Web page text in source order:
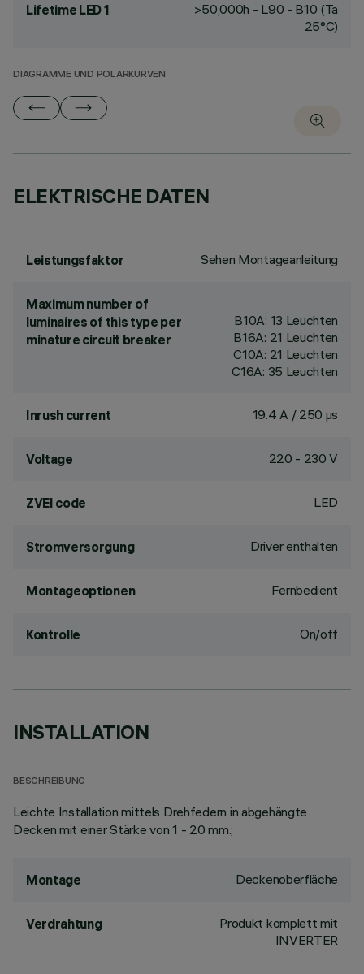
Lifetime LED 1
>50,000h - L90 - B10 (Ta
25°C)
DIAGRAMME UND POLARKURVEN
ELEKTRISCHE DATEN
Leistungsfaktor Sehen Montageanleitung
Maximum number of
luminaires of this type per
minature circuit breaker
B10A: 13 Leuchten
B16A: 21 Leuchten
C10A: 21 Leuchten
C16A: 35 Leuchten
Inrush current 19.4 A / 250 µs
Voltage 220 - 230 V
ZVEI code LED
Stromversorgung Driver enthalten
Montageoptionen Fernbedient
Kontrolle On/off
INSTALLATION
BESCHREIBUNG
Leichte Installation mittels Drehfedern in abgehängte
Decken mit einer Stärke von 1 - 20 mm.;
Montage Deckenoberfläche
Verdrahtung
Produkt komplett mit
INVERTER